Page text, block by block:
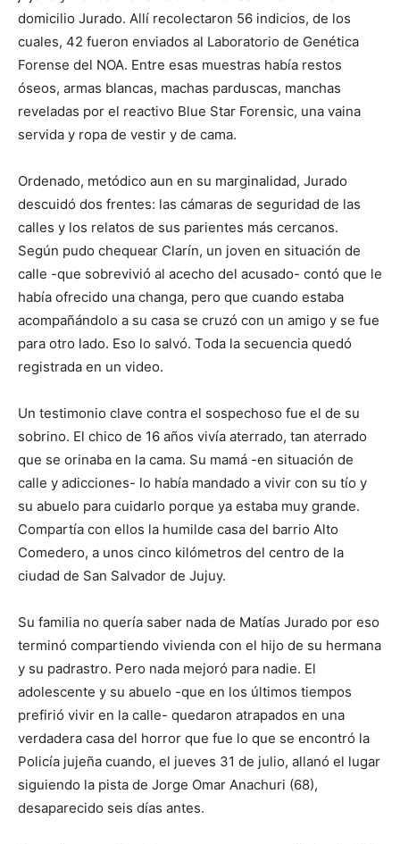
domicilio Jurado. Allí recolectaron 56 indicios, de los
cuales, 42 fueron enviados al Laboratorio de Genética
Forense del NOA. Entre esas muestras había restos
óseos, armas blancas, machas parduscas, manchas
reveladas por el reactivo Blue Star Forensic, una vaina
servida y ropa de vestir y de cama.
Ordenado, metódico aun en su marginalidad, Jurado
descuidó dos frentes: las cámaras de seguridad de las
calles y los relatos de sus parientes más cercanos.
Según pudo chequear Clarín, un joven en situación de
calle -que sobrevivió al acecho del acusado- contó que le
había ofrecido una changa, pero que cuando estaba
acompañándolo a su casa se cruzó con un amigo y se fue
para otro lado. Eso lo salvó. Toda la secuencia quedó
registrada en un video.
Un testimonio clave contra el sospechoso fue el de su
sobrino. El chico de 16 años vivía aterrado, tan aterrado
que se orinaba en la cama. Su mamá -en situación de
calle y adicciones- lo había mandado a vivir con su tío y
su abuelo para cuidarlo porque ya estaba muy grande.
Compartía con ellos la humilde casa del barrio Alto
Comedero, a unos cinco kilómetros del centro de la
ciudad de San Salvador de Jujuy.
Su familia no quería saber nada de Matías Jurado por eso
terminó compartiendo vivienda con el hijo de su hermana
y su padrastro. Pero nada mejoró para nadie. El
adolescente y su abuelo -que en los últimos tiempos
prefirió vivir en la calle- quedaron atrapados en una
verdadera casa del horror que fue lo que se encontró la
Policía jujeña cuando, el jueves 31 de julio, allanó el lugar
siguiendo la pista de Jorge Omar Anachuri (68),
desaparecido seis días antes.